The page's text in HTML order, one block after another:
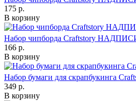
175 р.
В корзину
Набор чипборда Craftstory
166 р.
В корзину
Набор бумаги для скрапбукинга
349 р.
В корзину